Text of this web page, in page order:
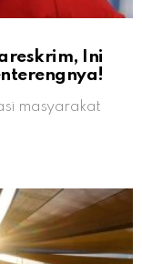
Ini
masyarakat